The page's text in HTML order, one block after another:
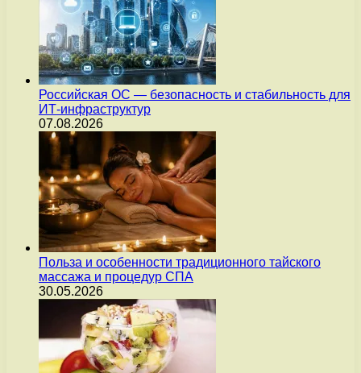
Российская ОС — безопасность и стабильность для
ИТ-инфраструктур
07.08.2026
Польза и особенности традиционного тайского
массажа и процедур СПА
30.05.2026